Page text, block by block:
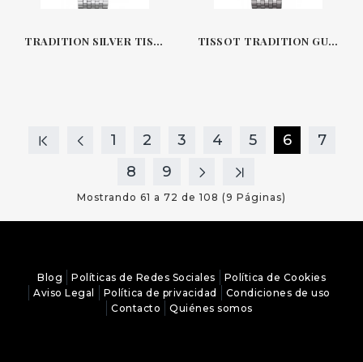
TRADITION SILVER TISSOT TISSOT TRADITION GUILLOCHÉ
1 2 3 4 5 6
7
8
9
Mostrando 61 a 72 de 108 (9 Páginas)
Blog Políticas de Redes Sociales
Política de Cookies
Aviso Legal
Política de privacidad
Condiciones de uso
Contacto
Quiénes somos